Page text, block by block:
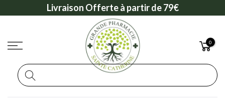
Livraison Offerte à partir de 79€
0